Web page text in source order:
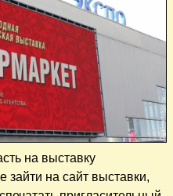
на выставку
зайти на сайт выставки,